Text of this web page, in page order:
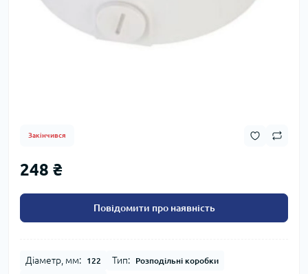
Закінчився
248 ₴
Повідомити про наявність
Діаметр, мм: 122 Тип: Розподільні коробки